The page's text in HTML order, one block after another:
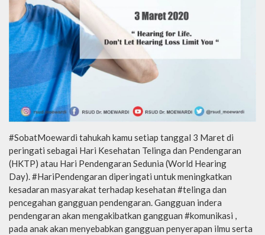
#SobatMoewardi tahukah kamu setiap tanggal 3 Maret di
peringati sebagai Hari Kesehatan Telinga dan Pendengaran
(HKTP) atau Hari Pendengaran Sedunia (World Hearing
Day). #HariPendengaran diperingati untuk meningkatkan
kesadaran masyarakat terhadap kesehatan #telinga dan
pencegahan gangguan pendengaran. Gangguan indera
pendengaran akan mengakibatkan gangguan #komunikasi ,
pada anak akan menyebabkan gangguan penyerapan ilmu serta